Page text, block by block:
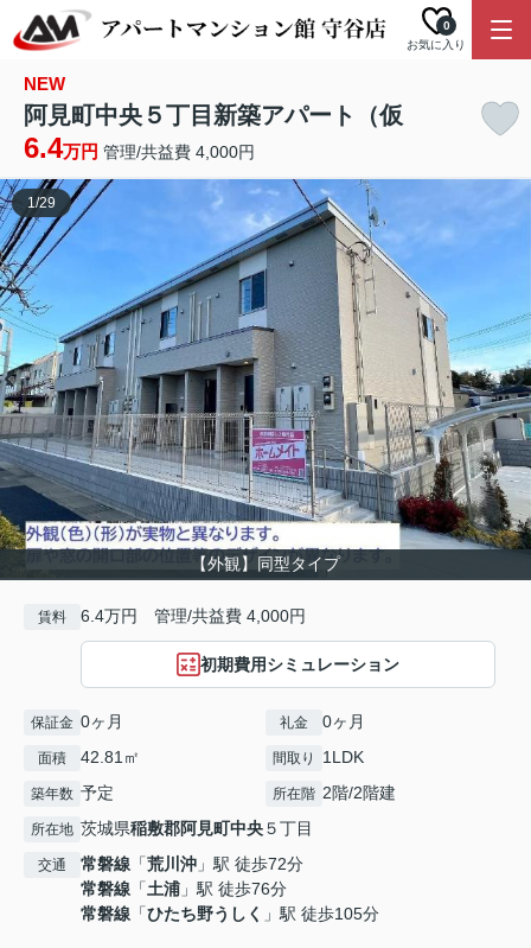
お気に入り
0
NEW
阿見町中央５丁目新築アパート（仮
6.4万円 管理/共益費 4,000円
【外観】同型タイプ
1/29
賃料 6.4万円 管理/共益費 4,000円
初期費用シミュレーション
保証金 0ヶ月 礼金 0ヶ月
面積 42.81㎡ 間取り 1LDK
築年数 予定 所在階 2階/2階建
所在地 茨城県稲敷郡阿見町中央５丁目
交通 常磐線 「荒川沖 」駅 徒歩72分
常磐線 「土浦 」駅 徒歩76分
常磐線 「ひたち野うしく 」駅 徒歩105分